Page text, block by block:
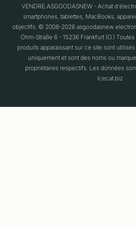
VENDRE.ASGOODASNEW - Achat
smartphones, tablettes, MacBooks,
objectifs. © 2008-2026 asgoodasnew
Ohm-Straße 6 - 15236 Frankfurt (O.)
produits apparaissant sur ce site sont
uniquement et sont des noms ou
propriétaires respectifs. Les données
Icecat.biz